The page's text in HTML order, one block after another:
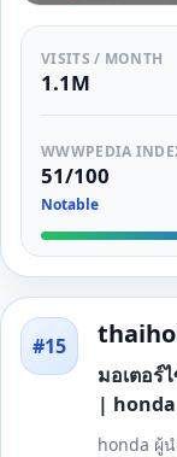
VISITS / MONTH
1.1M
WWWPEDIA
51/100
Notable
#15
มอเตอร์
| honda
honda ผู้